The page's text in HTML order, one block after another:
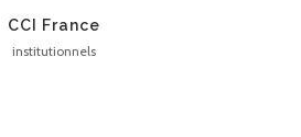
CCI France
institutionnels